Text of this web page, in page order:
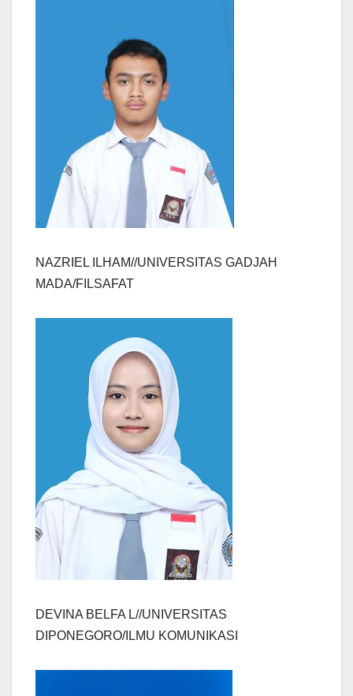
NAZRIEL ILHAM//UNIVERSITAS GADJAH
MADA/FILSAFAT
DEVINA BELFA L//UNIVERSITAS
DIPONEGORO/ILMU KOMUNIKASI